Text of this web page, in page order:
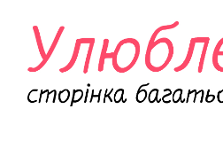
контенту